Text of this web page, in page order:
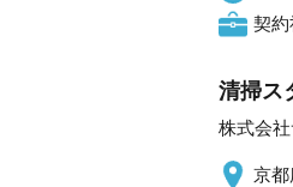
契約
清掃ス
株式会
京